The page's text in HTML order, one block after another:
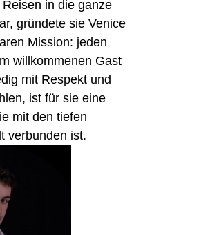
in die ganze
gründete sie Venice
Mission: jeden
willkommenen Gast
mit Respekt und
ist für sie eine
mit den tiefen
verbunden ist.